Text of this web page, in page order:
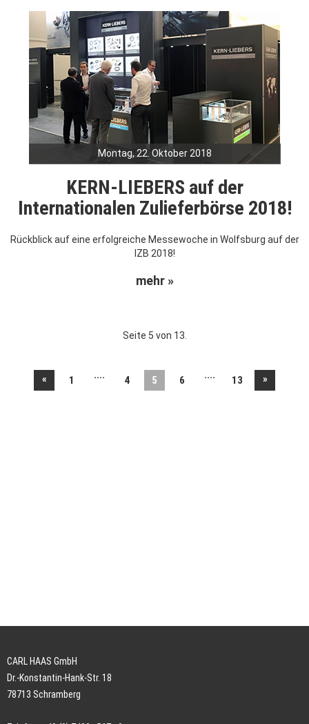
Montag, 22. Oktober 2018
KERN-LIEBERS auf der
Internationalen Zulieferbörse 2018!
Rückblick auf eine erfolgreiche Messewoche in Wolfsburg auf der
IZB 2018!
mehr »
Seite 5 von 13.
« 1 .... 4 5 6 .... 13 »
CARL HAAS GmbH
Dr.-Konstantin-Hank-Str. 18
78713 Schramberg